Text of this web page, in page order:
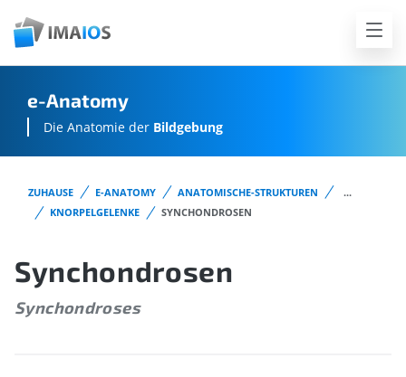
e-Anatomy
Die Anatomie der Bildgebung
ZUHAUSE E-ANATOMY ANATOMISCHE-STRUKTUREN
...
KNORPELGELENKE
SYNCHONDROSEN
Synchondrosen
Synchondroses